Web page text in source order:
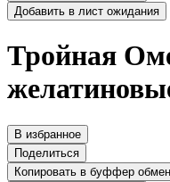
Добавить в лист ожидания
Тройная
В избранное
Поделиться
Копировать в буффер